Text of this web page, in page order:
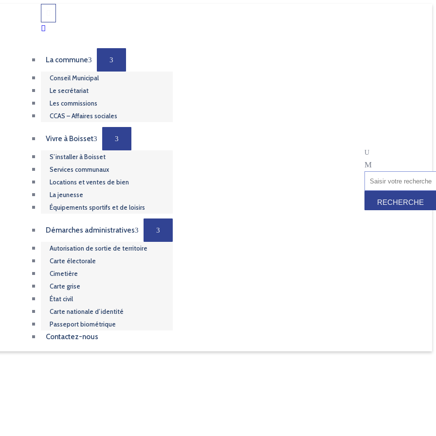
La commune
Conseil Municipal
Le secrétariat
Les commissions
CCAS – Affaires sociales
Vivre à Boisset
S’installer à Boisset
Services communaux
Locations et ventes de bien
La jeunesse
Équipements sportifs et de loisirs
Démarches administratives
Autorisation de sortie de territoire
Carte électorale
Cimetière
Carte grise
État civil
Carte nationale d’identité
Passeport biométrique
Contactez-nous